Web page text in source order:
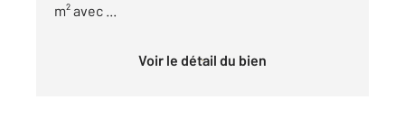
m² avec ...
Voir le détail du bien